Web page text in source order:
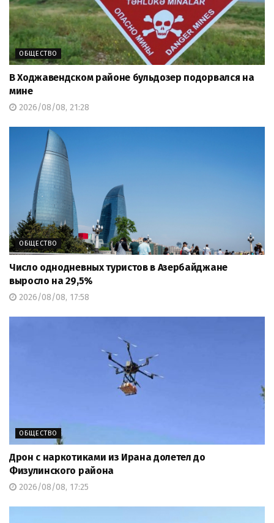
ОБЩЕСТВО
В Ходжавендском районе бульдозер подорвался на
мине
2026/08/08, 21:28
ОБЩЕСТВО
Число однодневных туристов в Азербайджане
выросло на 29,5%
2026/08/08, 17:58
ОБЩЕСТВО
Дрон с наркотиками из Ирана долетел до
Физулинского района
2026/08/08, 17:25